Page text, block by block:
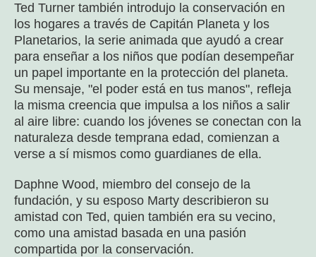
Ted Turner también introdujo la conservación en
los hogares a través de Capitán Planeta y los
Planetarios, la serie animada que ayudó a crear
para enseñar a los niños que podían desempeñar
un papel importante en la protección del planeta.
Su mensaje, "el poder está en tus manos", refleja
la misma creencia que impulsa a los niños a salir
al aire libre: cuando los jóvenes se conectan con la
naturaleza desde temprana edad, comienzan a
verse a sí mismos como guardianes de ella.
Daphne Wood, miembro del consejo de la
fundación, y su esposo Marty describieron su
amistad con Ted, quien también era su vecino,
como una amistad basada en una pasión
compartida por la conservación.